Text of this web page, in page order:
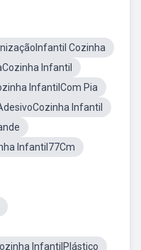
Cozinha
Infantil
InfantilCom Pia
Infantil
Infantil77Cm
InfantilPlástico